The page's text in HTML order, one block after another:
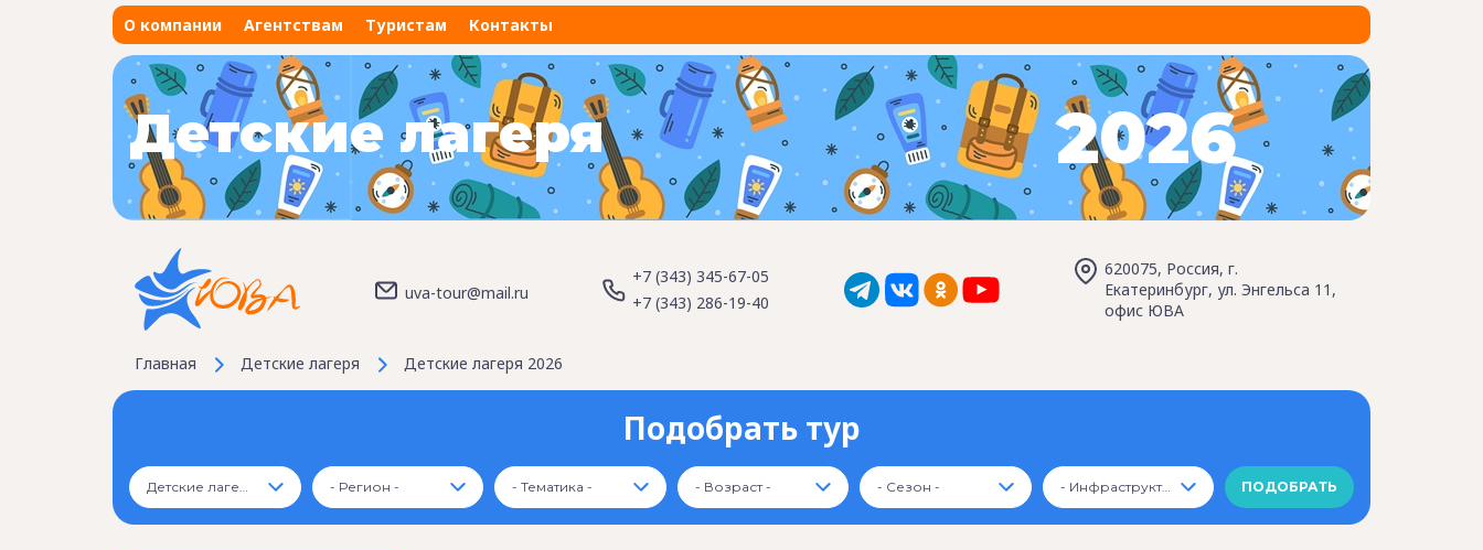
О компании Агентствам Туристам Контакты
Детские лагеря 2026
uva-tour@mail.ru
+7 (343) 345-67-05
+7 (343) 286-19-40
620075, Россия, г.
Екатеринбург, ул. Энгельса 11,
офис ЮВА
Главная Детские лагеря Детские лагеря 2026
Подобрать тур
Детские лагеря - Регион - - Тематика - - Возраст - - Сезон - - Инфраструктура -